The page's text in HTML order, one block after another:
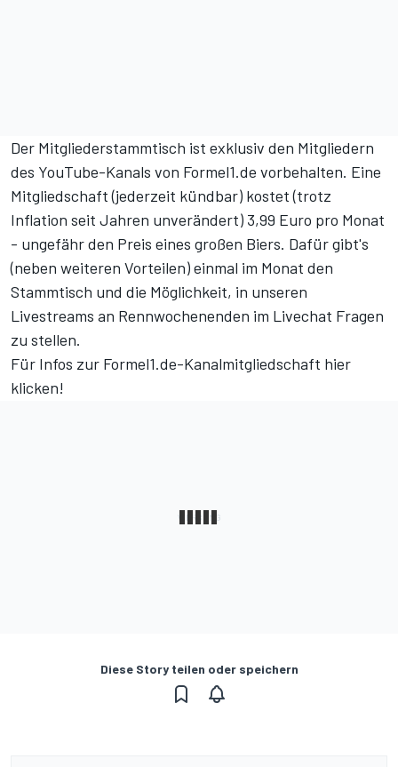
Der Mitgliederstammtisch ist exklusiv den Mitgliedern
des YouTube-Kanals von Formel1.de vorbehalten. Eine
Mitgliedschaft (jederzeit kündbar) kostet (trotz
Inflation seit Jahren unverändert) 3,99 Euro pro Monat
- ungefähr den Preis eines großen Biers. Dafür gibt's
(neben weiteren Vorteilen) einmal im Monat den
Stammtisch und die Möglichkeit, in unseren
Livestreams an Rennwochenenden im Livechat Fragen
zu stellen.
Für Infos zur Formel1.de-Kanalmitgliedschaft hier
klicken!
Diese Story teilen oder speichern